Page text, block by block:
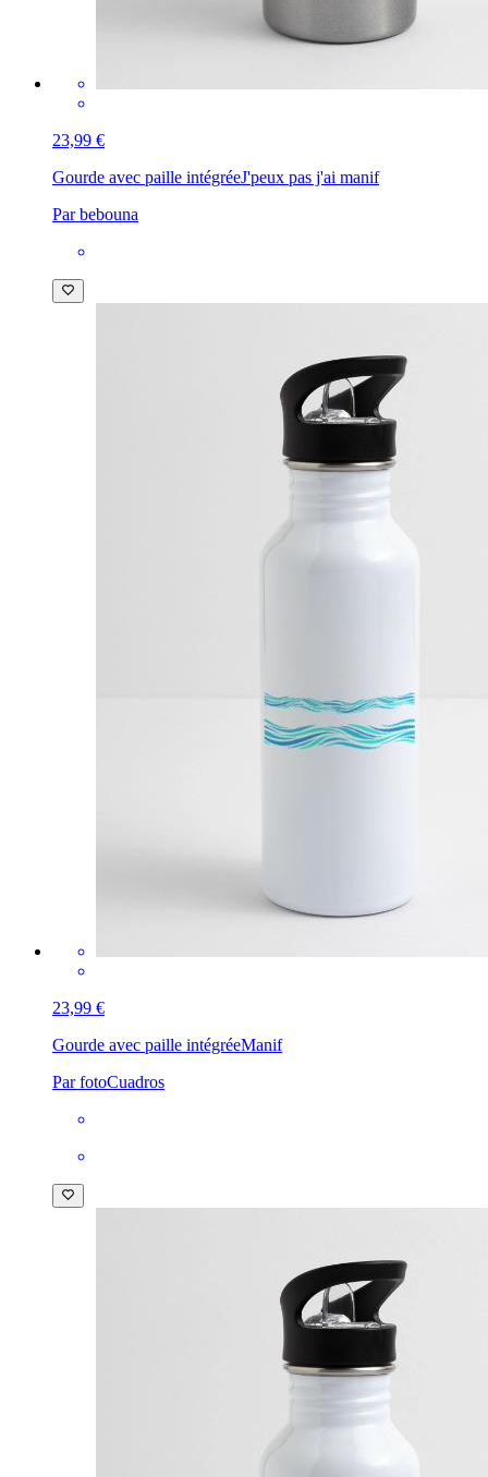
23,99 €
Gourde avec paille intégréeJ'peux pas j'ai manif
Par bebouna
23,99 €
Gourde avec paille intégréeManif
Par fotoCuadros